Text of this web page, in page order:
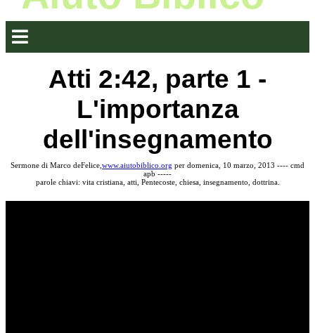
Atti 2:42, parte 1 -
L'importanza
dell'insegnamento
Sermone di Marco deFelice, www.aiutobiblico.org per domenica, 10 marzo, 2013 ---- cmd
apb -----
parole chiavi: vita cristiana, atti, Pentecoste, chiesa, insegnamento, dottrina.